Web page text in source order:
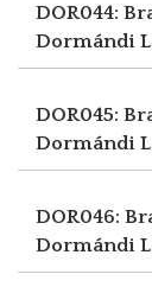
DOR044:
Dormándi
DOR045:
Dormándi
DOR046:
Dormándi